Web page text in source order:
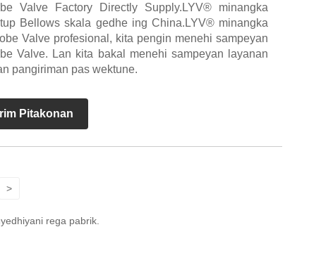
Valve Factory Directly Supply.LYV® minangka
Bellows skala gedhe ing China.LYV® minangka
Valve profesional, kita pengin menehi sampeyan
Valve. Lan kita bakal menehi sampeyan layanan
pangiriman pas wektune.
Pitakonan
>
rega pabrik.